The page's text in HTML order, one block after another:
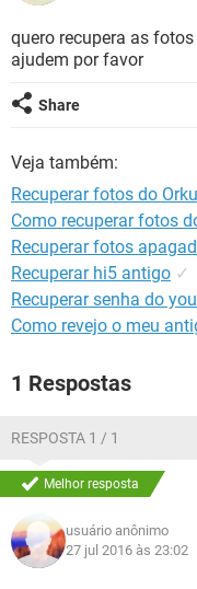
GUIA DE COMPRAS
GUIA DE COMPRAS
CELULAR
OUTLOOK
CELULAR
OUTLOOK
GUIA DE COMPRAS
quero recupera as
ajudem por favor
Share
Veja também:
Recuperar fotos do
Como recuperar fotos
Recuperar fotos
Recuperar hi5 antigo ✓
Recuperar senha do
Como revejo o meu
1 Respostas
RESPOSTA 1 / 1
Melhor resposta
usuário anônimo
27 jul 2016 às 23:02